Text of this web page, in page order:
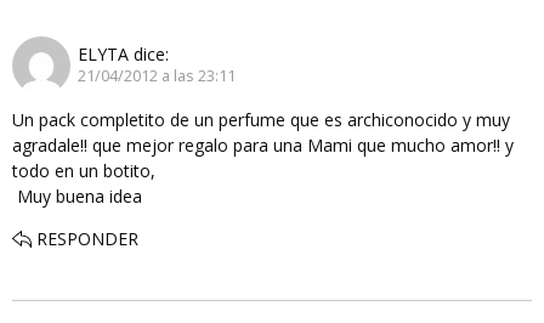
ELYTA dice:
21/04/2012 a las 23:11
Un pack completito de un perfume que es archiconocido y muy
agradale!! que mejor regalo para una Mami que mucho amor!! y
todo en un botito,
Muy buena idea
RESPONDER